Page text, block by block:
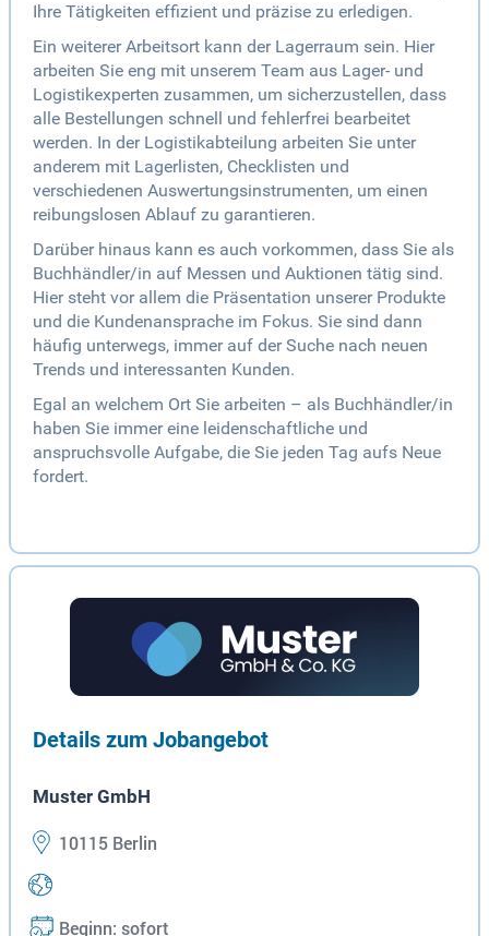
Ihre Tätigkeiten effizient und präzise zu erledigen.
Ein weiterer Arbeitsort kann der Lagerraum sein. Hier
arbeiten Sie eng mit unserem Team aus Lager- und
Logistikexperten zusammen, um sicherzustellen, dass
alle Bestellungen schnell und fehlerfrei bearbeitet
werden. In der Logistikabteilung arbeiten Sie unter
anderem mit Lagerlisten, Checklisten und
verschiedenen Auswertungsinstrumenten, um einen
reibungslosen Ablauf zu garantieren.
Darüber hinaus kann es auch vorkommen, dass Sie als
Buchhändler/in auf Messen und Auktionen tätig sind.
Hier steht vor allem die Präsentation unserer Produkte
und die Kundenansprache im Fokus. Sie sind dann
häufig unterwegs, immer auf der Suche nach neuen
Trends und interessanten Kunden.
Egal an welchem Ort Sie arbeiten – als Buchhändler/in
haben Sie immer eine leidenschaftliche und
anspruchsvolle Aufgabe, die Sie jeden Tag aufs Neue
fordert.
Details zum Jobangebot
Muster GmbH
10115 Berlin
Beginn: sofort